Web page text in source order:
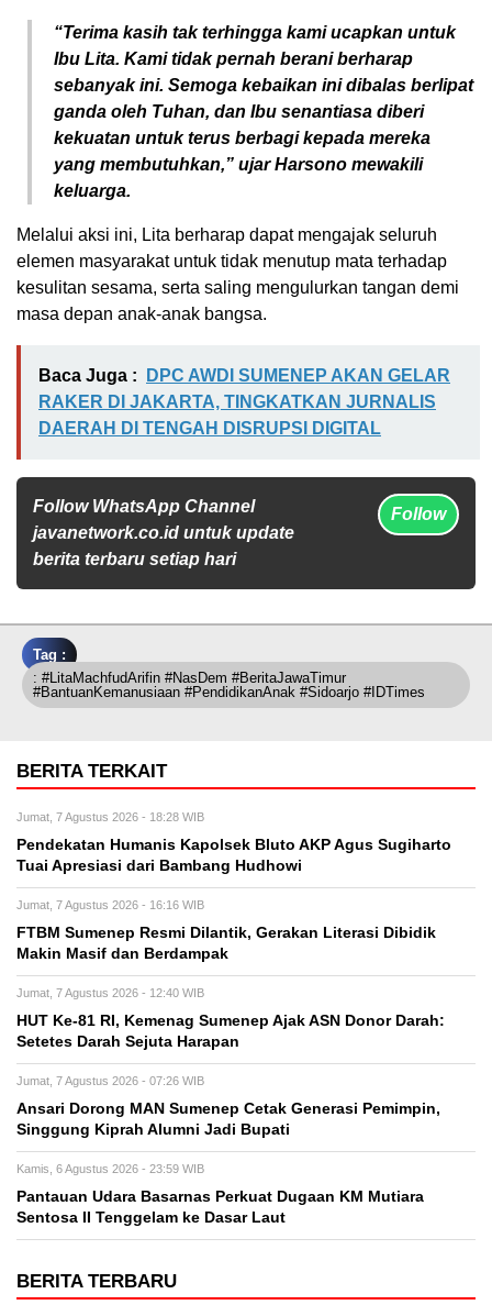
“Terima kasih tak terhingga kami ucapkan untuk
Ibu Lita. Kami tidak pernah berani berharap
sebanyak ini. Semoga kebaikan ini dibalas berlipat
ganda oleh Tuhan, dan Ibu senantiasa diberi
kekuatan untuk terus berbagi kepada mereka
yang membutuhkan,” ujar Harsono mewakili
keluarga.
Melalui aksi ini, Lita berharap dapat mengajak seluruh
elemen masyarakat untuk tidak menutup mata terhadap
kesulitan sesama, serta saling mengulurkan tangan demi
masa depan anak-anak bangsa.
Baca Juga :
DPC AWDI SUMENEP AKAN GELAR
RAKER DI JAKARTA, TINGKATKAN JURNALIS
DAERAH DI TENGAH DISRUPSI DIGITAL
Follow WhatsApp Channel
javanetwork.co.id untuk update
berita terbaru setiap hari
Follow
Tag :
: #LitaMachfudArifin #NasDem #BeritaJawaTimur
#BantuanKemanusiaan #PendidikanAnak #Sidoarjo #IDTimes
BERITA TERKAIT
Jumat, 7 Agustus 2026 - 18:28 WIB
Pendekatan Humanis Kapolsek Bluto AKP Agus Sugiharto
Tuai Apresiasi dari Bambang Hudhowi
Jumat, 7 Agustus 2026 - 16:16 WIB
FTBM Sumenep Resmi Dilantik, Gerakan Literasi Dibidik
Makin Masif dan Berdampak
Jumat, 7 Agustus 2026 - 12:40 WIB
HUT Ke-81 RI, Kemenag Sumenep Ajak ASN Donor Darah:
Setetes Darah Sejuta Harapan
Jumat, 7 Agustus 2026 - 07:26 WIB
Ansari Dorong MAN Sumenep Cetak Generasi Pemimpin,
Singgung Kiprah Alumni Jadi Bupati
Kamis, 6 Agustus 2026 - 23:59 WIB
Pantauan Udara Basarnas Perkuat Dugaan KM Mutiara
Sentosa II Tenggelam ke Dasar Laut
BERITA TERBARU